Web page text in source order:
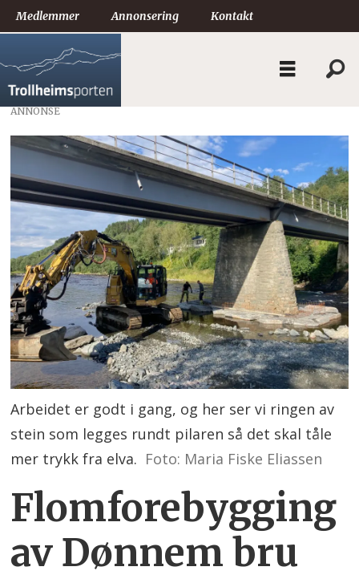
Medlemmer Annonsering Kontakt
ANNONSE
Arbeidet er godt i gang, og her ser vi ringen av
stein som legges rundt pilaren så det skal tåle
mer trykk fra elva. Foto: Maria Fiske Eliassen
Flomforebygging
av Dønnem bru